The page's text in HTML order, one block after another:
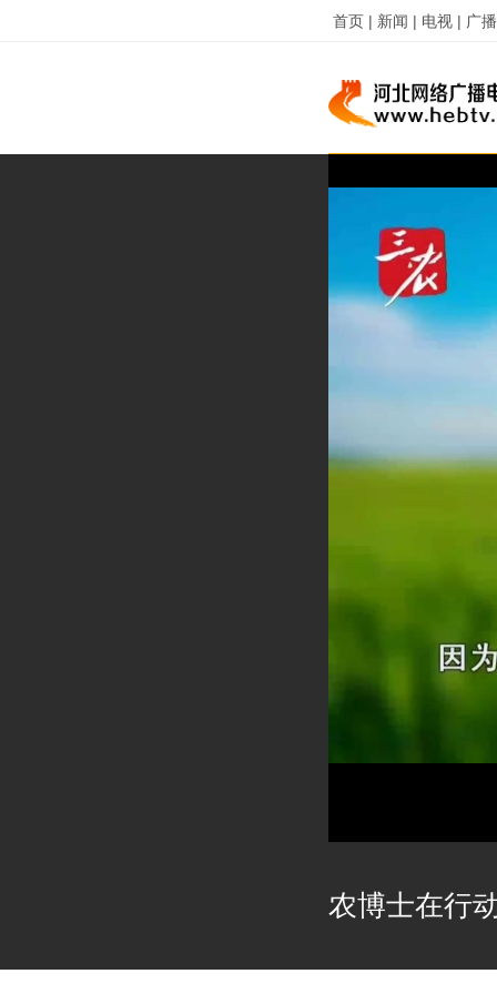
首页 | 新闻 | 电视 | 广
农博士在行